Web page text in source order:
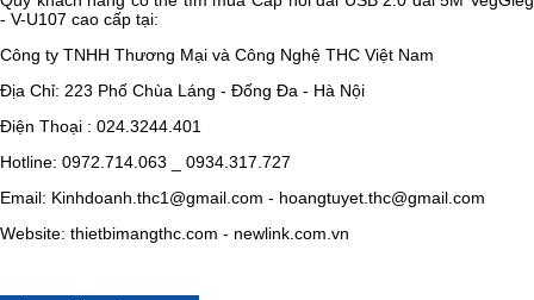
- V-U107 cao cấp tại:
Công ty TNHH Thương Mại và Công Nghệ THC Việt Nam
Địa Chỉ: 223 Phố Chùa Láng - Đống Đa - Hà Nội
Điện Thoại : 024.3244.401
Hotline: 0972.714.063 _ 0934.317.727
Email: Kinhdoanh.thc1@gmail.com - hoangtuyet.thc@gmail.com
Website: thietbimangthc.com - newlink.com.vn